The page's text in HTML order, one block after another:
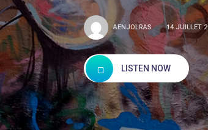
AENJOLRAS 14 JUILLET
LISTEN NOW